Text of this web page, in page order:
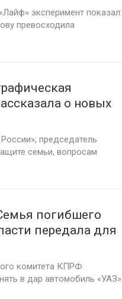
эксперимент показал:
превосходила
о новых
в думскую
председатель
семьи, вопросам
погибшего
передала для
комитета КПРФ
в дар автомобиль «УАЗ»